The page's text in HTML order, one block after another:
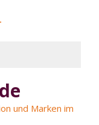
und Marken im